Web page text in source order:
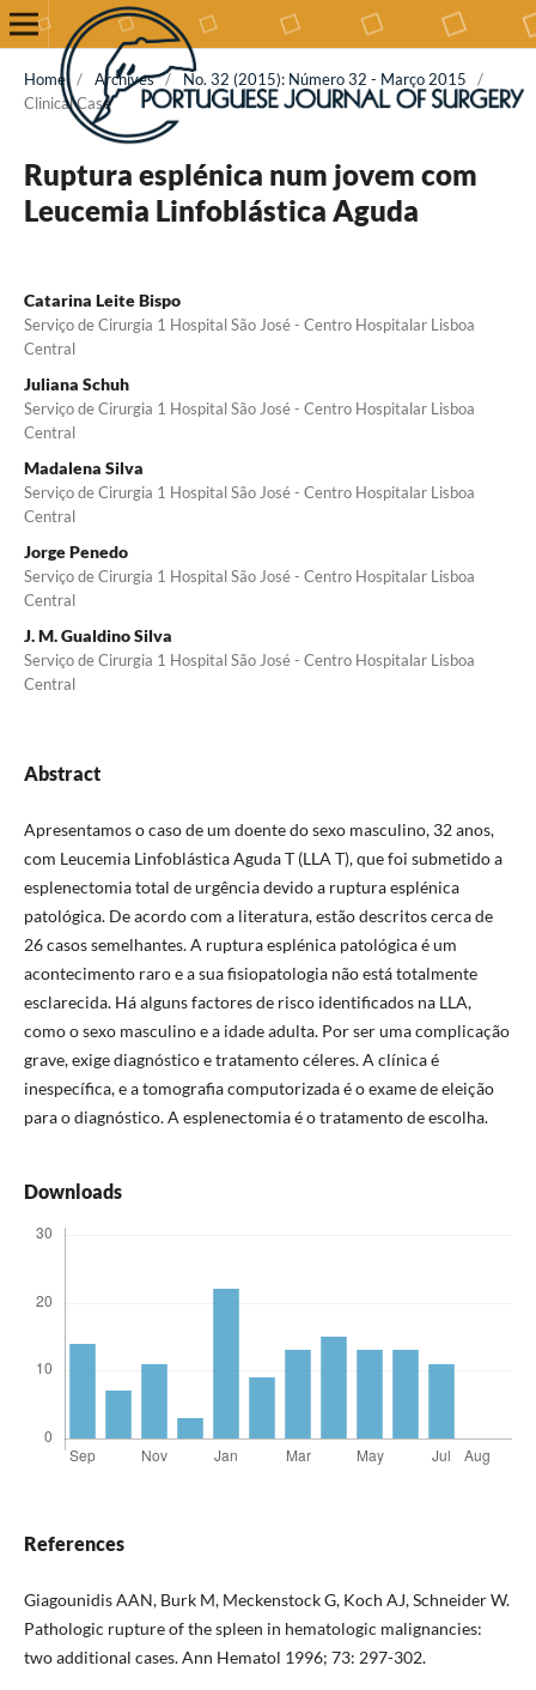
Home / Archives / No. 32 (2015): Número 32 - Março 2015
/
Clinical Case
Ruptura esplénica num jovem com
Leucemia Linfoblástica Aguda
Catarina Leite Bispo
Serviço de Cirurgia 1 Hospital São José - Centro Hospitalar Lisboa
Central
Juliana Schuh
Serviço de Cirurgia 1 Hospital São José - Centro Hospitalar Lisboa
Central
Madalena Silva
Serviço de Cirurgia 1 Hospital São José - Centro Hospitalar Lisboa
Central
Jorge Penedo
Serviço de Cirurgia 1 Hospital São José - Centro Hospitalar Lisboa
Central
J. M. Gualdino Silva
Serviço de Cirurgia 1 Hospital São José - Centro Hospitalar Lisboa
Central
Abstract
Apresentamos o caso de um doente do sexo masculino, 32 anos,
com Leucemia Linfoblástica Aguda T (LLA T), que foi submetido a
esplenectomia total de urgência devido a ruptura esplénica
patológica. De acordo com a literatura, estão descritos cerca de
26 casos semelhantes. A ruptura esplénica patológica é um
acontecimento raro e a sua fisiopatologia não está totalmente
esclarecida. Há alguns factores de risco identificados na LLA,
como o sexo masculino e a idade adulta. Por ser uma complicação
grave, exige diagnóstico e tratamento céleres. A clínica é
inespecífica, e a tomografia computorizada é o exame de eleição
para o diagnóstico. A esplenectomia é o tratamento de escolha.
Downloads
References
Giagounidis AAN, Burk M, Meckenstock G, Koch AJ, Schneider W.
Pathologic rupture of the spleen in hematologic malignancies:
two additional cases. Ann Hematol 1996; 73: 297-302.